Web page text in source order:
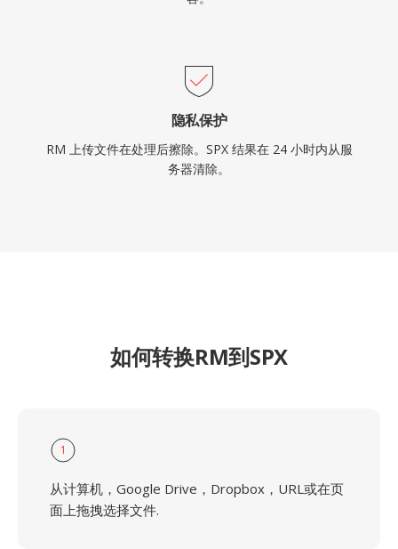
隐私保护
RM 上传文件在处理后擦除。SPX 结果在 24 小时内从服
务器清除。
如何转换RM到SPX
1
从计算机，Google Drive，Dropbox，URL或在页
面上拖拽选择文件.